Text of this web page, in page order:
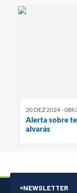
20 DEZ 2024 -
Alerta sobre
alvarás
NEWSLETTER